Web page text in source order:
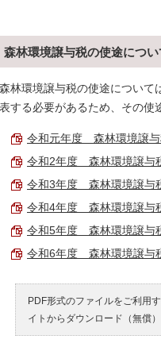
森林環境譲与税の使途につい
森林環境譲与税の使途について
表する必要があるため、その使
令和元年度 森林環境譲与
令和2年度 森林環境譲与
令和3年度 森林環境譲与
令和4年度 森林環境譲与
令和5年度 森林環境譲与
令和6年度 森林環境譲与
PDF形式のファイルをご利用
イトからダウンロード（無償）